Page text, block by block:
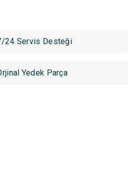
24 Servis Desteği
Yedek Parça